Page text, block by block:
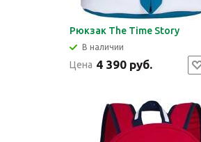
Рюкзак The Time Story
В наличии
Цена 4 390 руб.